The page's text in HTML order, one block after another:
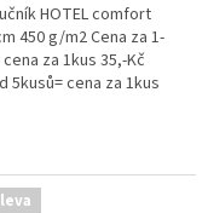
HOTEL comfort
450 g/m2 Cena za 1-
za 1kus 35,-Kč
5kusů= cena za 1kus